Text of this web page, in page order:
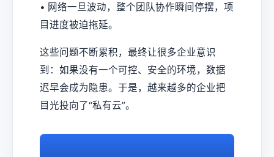
• 网络一旦波动，整个团队协作瞬间停摆，项
目进度被迫拖延。
这些问题不断累积，最终让很多企业意识
到：如果没有一个可控、安全的环境，数据
迟早会成为隐患。于是，越来越多的企业把
目光投向了“私有云”。